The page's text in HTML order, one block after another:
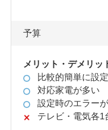
予算
メリット・デメリッ
比較的簡単に設
対応家電が多い
設定時のエラー
テレビ・電気各1